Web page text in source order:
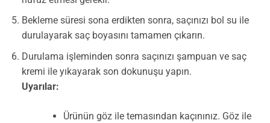
Bekleme süresi sona erdikten sonra, saçınızı bol su ile
durulayarak saç boyasını tamamen çıkarın.
Durulama işleminden sonra saçınızı şampuan ve saç
kremi ile yıkayarak son dokunuşu yapın.
Uyarılar:
Ürünün göz ile temasından kaçınınız. Göz ile